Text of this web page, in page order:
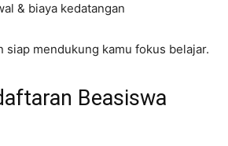
& biaya kedatangan
siap mendukung kamu fokus belajar.
Beasiswa